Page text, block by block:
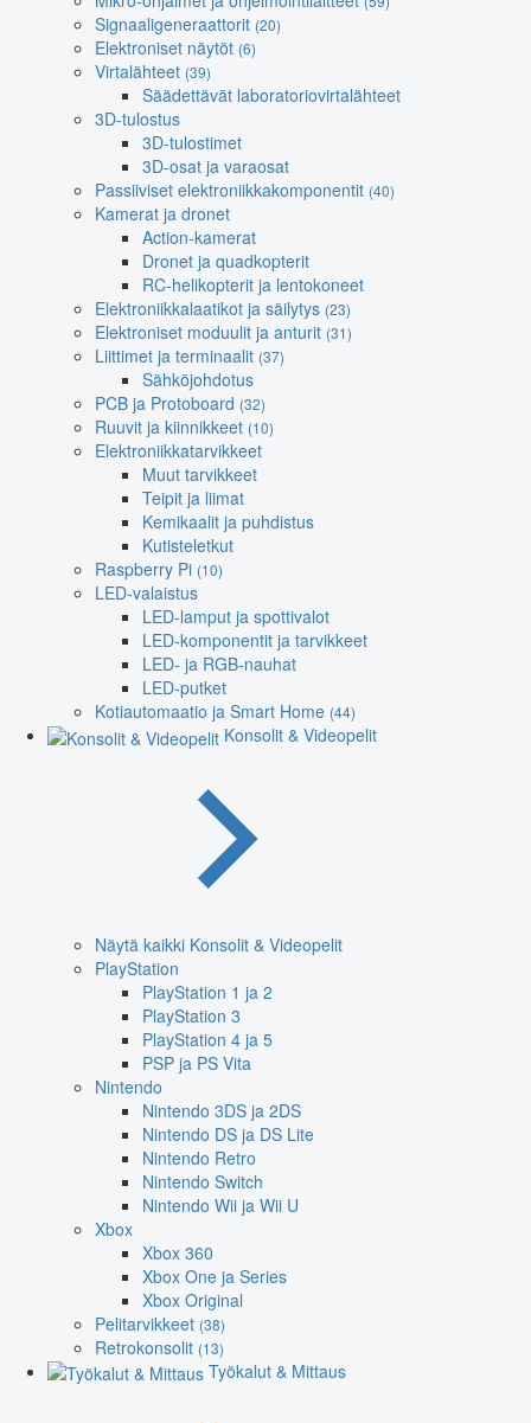
Signaaligeneraattorit (20)
Elektroniset näytöt (6)
Virtalähteet (39)
Säädettävät laboratoriovirtalähteet
3D-tulostus
3D-tulostimet
3D-osat ja varaosat
Passiiviset elektroniikkakomponentit (40)
Kamerat ja dronet
Action-kamerat
Dronet ja quadkopterit
RC-helikopterit ja lentokoneet
Elektroniikkalaatikot ja säilytys (23)
Elektroniset moduulit ja anturit (31)
Liittimet ja terminaalit (37)
Sähköjohdotus
PCB ja Protoboard (32)
Ruuvit ja kiinnikkeet (10)
Elektroniikkatarvikkeet
Muut tarvikkeet
Teipit ja liimat
Kemikaalit ja puhdistus
Kutisteletkut
Raspberry Pi (10)
LED-valaistus
LED-lamput ja spottivalot
LED-komponentit ja tarvikkeet
LED- ja RGB-nauhat
LED-putket
Kotiautomaatio ja Smart Home (44)
Konsolit & Videopelit
Näytä kaikki Konsolit & Videopelit
PlayStation
PlayStation 1 ja 2
PlayStation 3
PlayStation 4 ja 5
PSP ja PS Vita
Nintendo
Nintendo 3DS ja 2DS
Nintendo DS ja DS Lite
Nintendo Retro
Nintendo Switch
Nintendo Wii ja Wii U
Xbox
Xbox 360
Xbox One ja Series
Xbox Original
Pelitarvikkeet (38)
Retrokonsolit (13)
Työkalut & Mittaus